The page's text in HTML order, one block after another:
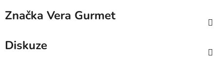
Značka Vera Gurmet
Diskuze